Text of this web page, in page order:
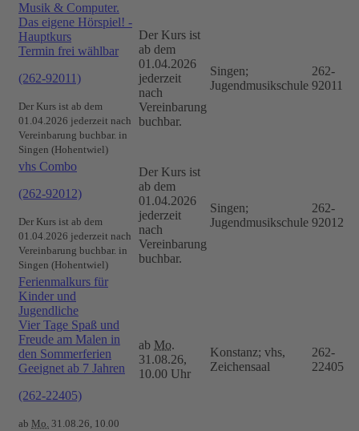
Musik & Computer.
Das eigene Hörspiel! -
Hauptkurs
Termin frei wählbar
(262-92011)
Der Kurs ist ab dem
01.04.2026 jederzeit nach
Vereinbarung buchbar. in
Singen (Hohentwiel)
Der Kurs ist
ab dem
01.04.2026
jederzeit
nach
Vereinbarung
buchbar.
Singen;
Jugendmusikschule
262-
92011
vhs Combo
(262-92012)
Der Kurs ist ab dem
01.04.2026 jederzeit nach
Vereinbarung buchbar. in
Singen (Hohentwiel)
Der Kurs ist
ab dem
01.04.2026
jederzeit
nach
Vereinbarung
buchbar.
Singen;
Jugendmusikschule
262-
92012
Ferienmalkurs für
Kinder und
Jugendliche
Vier Tage Spaß und
Freude am Malen in
den Sommerferien
Geeignet ab 7 Jahren
(262-22405)
ab Mo. 31.08.26, 10.00
ab Mo.
31.08.26,
10.00 Uhr
Konstanz; vhs,
Zeichensaal
262-
22405